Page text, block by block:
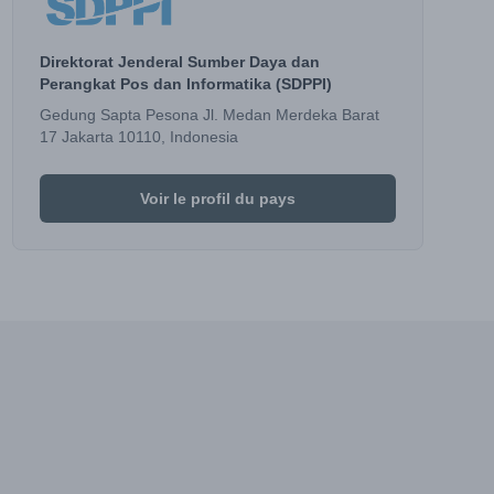
Direktorat Jenderal Sumber Daya dan
Perangkat Pos dan Informatika (SDPPI)
Gedung Sapta Pesona Jl. Medan Merdeka Barat
17 Jakarta 10110, Indonesia
Voir le profil du pays